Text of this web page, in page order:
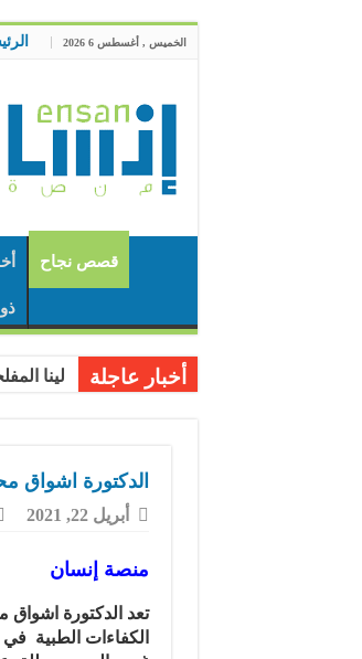
الخميس , أغسطس 6 2026
قصص نجاح
أخبار عاجلة لينا
الدكتورة اشواق
أبريل 22, 2021
منصة إنسان
تعد الدكتورة
الكفاءات الطبية